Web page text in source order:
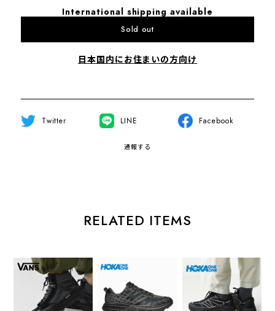
International shipping available
Sold out
日本国内にお住まいの方向け
Twitter LINE Facebook
通報する
RELATED ITEMS